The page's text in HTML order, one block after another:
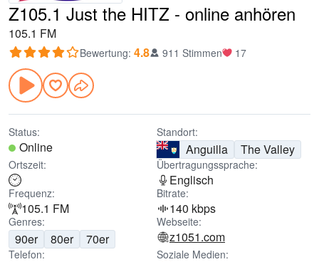
Z105.1 Just the HITZ - online anhören
105.1 FM
Bewertung: 4.8 911 Stimmen 17
Status:
Online
Standort:
Anguilla The Valley
Ortszeit: Übertragungssprache:
Englisch
Frequenz:
105.1 FM
Bitrate:
140 kbps
Genres:
90er 80er 70er
Webseite:
z1051.com
Telefon: Soziale Medien: